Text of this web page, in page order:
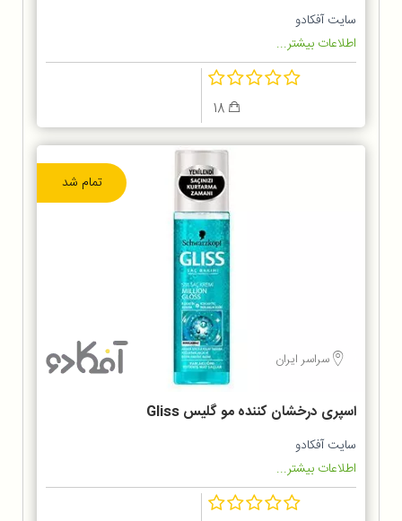
سایت آفکادو
اطلاعات بیشتر...
تمام شد
سراسر ایران
اسپری درخشان کننده مو گلیس Gliss
سایت آفکادو
اطلاعات بیشتر...